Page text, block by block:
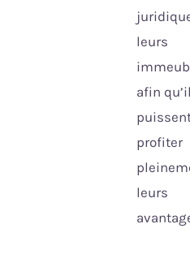
leurs
afin
profiter
leurs